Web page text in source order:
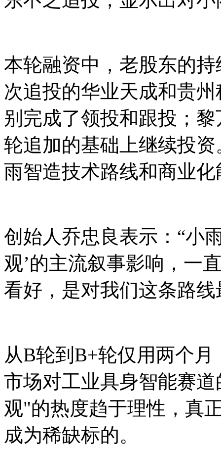
本轮融资中，老股东的
次追投的华业天成和贵
别完成了领投和跟投；
轮追加的基础上继续投
雨智造技术路线和商业
创始人乔忠良表示：“小
观’的主流叙事影响，一
看好，是对我们这条路
从B轮到B+轮仅用两个
市场对工业具身智能赛
观"的热度趋于理性，真
成为稀缺标的。